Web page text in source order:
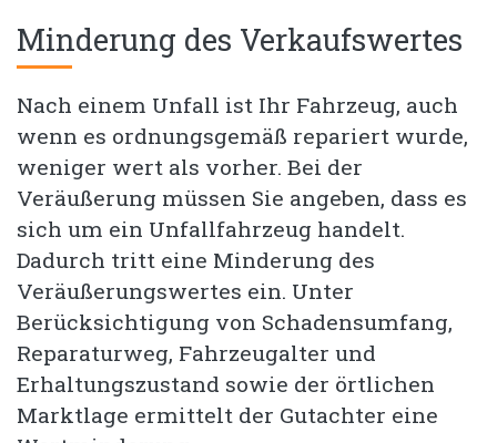
Minderung des Verkaufswertes
Nach einem Unfall ist Ihr Fahrzeug, auch
wenn es ordnungsgemäß repariert wurde,
weniger wert als vorher. Bei der
Veräußerung müssen Sie angeben, dass es
sich um ein Unfallfahrzeug handelt.
Dadurch tritt eine Minderung des
Veräußerungswertes ein. Unter
Berücksichtigung von Schadensumfang,
Reparaturweg, Fahrzeugalter und
Erhaltungszustand sowie der örtlichen
Marktlage ermittelt der Gutachter eine